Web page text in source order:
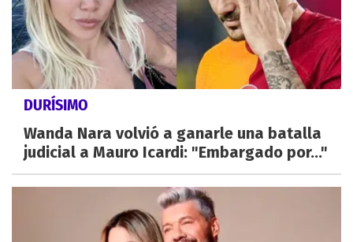
DURÍSIMO
Wanda Nara volvió a ganarle una batalla
judicial a Mauro Icardi: "Embargado por..."